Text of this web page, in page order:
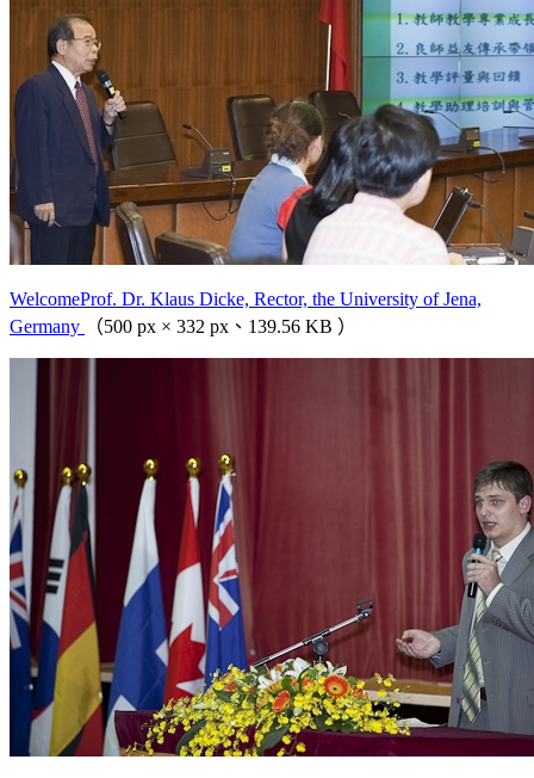
WelcomeProf. Dr. Klaus Dicke, Rector, the University of Jena,
Germany
（500 px × 332 px、139.56 KB ）